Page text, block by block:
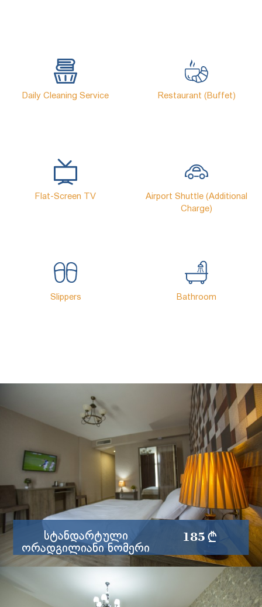
Daily Cleaning Service Restaurant (buffet)
Flat-Screen TV
Airport Shuttle (Additional
Charge)
Slippers Bathroom
Სტანდარტული
Ორადგილიანი Ნომერი
185 §
ერთი ორ-კაციანი, ან ორი ერთ კაციანი
გაყოფა და გაერთიანება, იცვლება
მატრასიც) ას...